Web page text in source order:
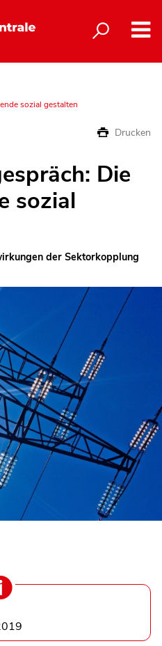
sozial gestalten
Drucken
Die
sozial
der Sektorkopplung